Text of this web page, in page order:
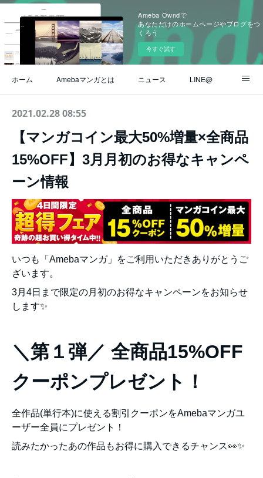
Ameba Owndで
あなただけのホームページやブログをつ
くろう
今すぐ試す
ホーム Amebaマンガとは ニュース LINE@
Instagram 公式ブログ
お問い合わせ
2021.02.28 08:55
【マンガコイン最大50%増量×全商品
15%OFF】3月月初のお得なキャンペ
ーン情報
いつも「Amebaマンガ」をご利用いただきありがとうご
ざいます。
3月4日まで限定の月初のお得なキャンペーンをお知らせ
します✨
＼第１弾／ 全商品15%OFF
クーポンプレゼント！
全作品(単行本)に使える割引クーポンをAmebaマンガユ
ーザー全員にプレゼント！
読みたかったあの作品もお得に購入できるチャンス👀✨